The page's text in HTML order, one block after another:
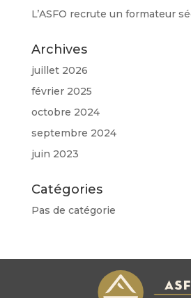
L’ASFO recrute un formateur
Archives
juillet 2026
février 2025
octobre 2024
septembre 2024
juin 2023
Catégories
Pas de catégorie